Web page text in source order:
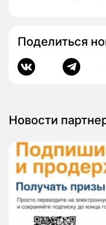
Поделиться
Новости